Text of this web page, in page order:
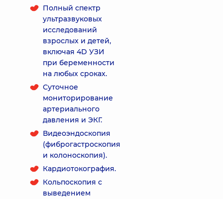
Полный спектр
ультразвуковых
исследований
взрослых и детей,
включая 4D УЗИ
при беременности
на любых сроках.
Суточное
мониторирование
артериального
давления и ЭКГ.
Видеоэндоскопия
(фиброгастроскопия
и колоноскопия).
Кардиотокография.
Кольпоскопия с
выведением